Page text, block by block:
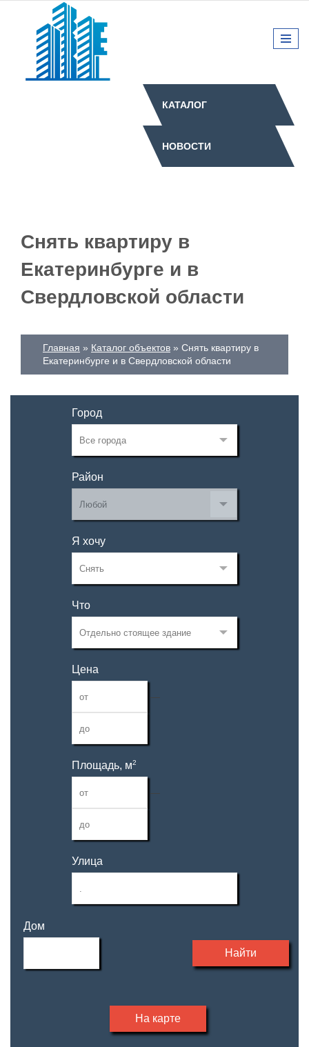
КАТАЛОГ
НОВОСТИ
Снять квартиру в
Екатеринбурге и в
Свердловской области
Главная Каталог объектов
Снять квартиру в
Екатеринбурге и в Свердловской области
Город
Район
Я хочу
Что
Цена
—
Площадь, м2
—
Улица
Дом
Найти
На карте